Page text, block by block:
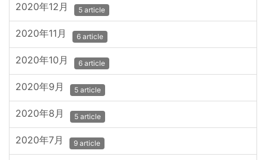
2020年12月 5 article
2020年11月 6 article
2020年10月 6 article
2020年9月 5 article
2020年8月 5 article
2020年7月 9 article